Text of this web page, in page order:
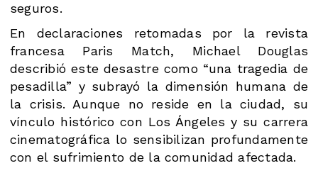
seguros.
En declaraciones retomadas por la revista
francesa Paris Match, Michael Douglas
describió este desastre como “una tragedia de
pesadilla” y subrayó la dimensión humana de
la crisis. Aunque no reside en la ciudad, su
vínculo histórico con Los Ángeles y su carrera
cinematográfica lo sensibilizan profundamente
con el sufrimiento de la comunidad afectada.